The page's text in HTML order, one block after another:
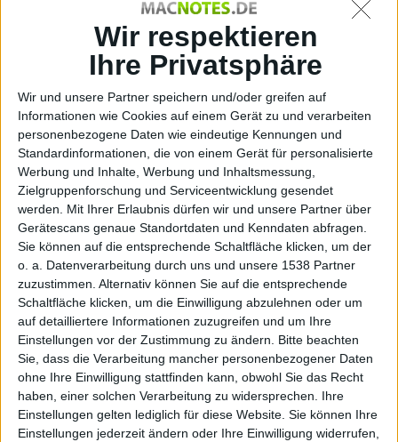
Wir respektieren
Ihre Privatsphäre
Wir und unsere Partner speichern und/oder greifen auf
Informationen wie Cookies auf einem Gerät zu und verarbeiten
personenbezogene Daten wie eindeutige Kennungen und
Standardinformationen, die von einem Gerät für personalisierte
Werbung und Inhalte, Werbung und Inhaltsmessung,
Zielgruppenforschung und Serviceentwicklung gesendet
werden.
Mit Ihrer Erlaubnis dürfen wir und unsere Partner über
Gerätescans genaue Standortdaten und Kenndaten abfragen.
Sie können auf die entsprechende Schaltfläche klicken, um der
o. a. Datenverarbeitung durch uns und unsere 1538 Partner
zuzustimmen. Alternativ können Sie auf die entsprechende
Schaltfläche klicken, um die Einwilligung abzulehnen oder um
auf detailliertere Informationen zuzugreifen und um Ihre
Einstellungen vor der Zustimmung zu ändern.
Bitte beachten
Sie, dass die Verarbeitung mancher personenbezogener Daten
ohne Ihre Einwilligung stattfinden kann, obwohl Sie das Recht
haben, einer solchen Verarbeitung zu widersprechen. Ihre
Einstellungen gelten lediglich für diese Website. Sie können Ihre
Einstellungen jederzeit ändern oder Ihre Einwilligung widerrufen,
iPhone 3G, Bild: Apple
Die Firma Blendtec ist für ihre besonders
leistungsstarken Mixer bekannt. Bereits das
Einstiegsmodell hat eine Leistung von 1500 Watt (= 2
PS). Was man mit einem solchen Mixer alles anstellen
kann, zeigt das Unternehmen regelmäßig in
Präsentationsvideos.
Tom Dicksons neuestes Mix-Objekt ist, wie sollte es
anders sein, das neueiPhone 3G. Im Smoothie-Modus
kann das Telefon der geballten Kraft nicht lange
widerstehen.
Natürlich kann man mit dem Mixer auch Smoothies,
Milchshakes, Margaritas oder Crushed-Ice machen.
Muss man aber nicht.